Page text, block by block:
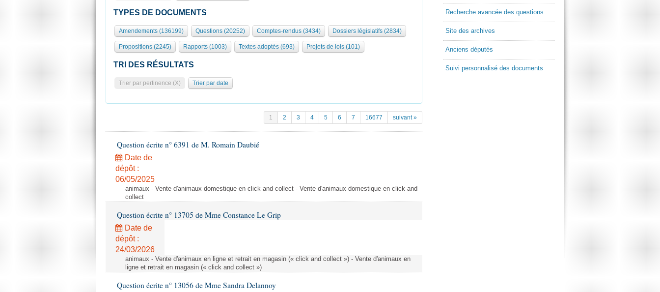
TYPES DE DOCUMENTS
Amendements (136199) Questions (20252) Comptes-rendus (3434) Dossiers législatifs (2834)
Propositions (2245) Rapports (1003) Textes adoptés (693) Projets de lois (101)
TRI DES RÉSULTATS
Trier par pertinence (X) Trier par date
1 2 3 4 5 6 7 16677 suivant »
Question écrite n° 6391 de M. Romain Daubié
Date de
dépôt :
06/05/2025
animaux - Vente d'animaux domestique en click and collect - Vente d'animaux domestique en click and
collect
Question écrite n° 13705 de Mme Constance Le Grip
Date de
dépôt :
24/03/2026
animaux - Vente d'animaux en ligne et retrait en magasin (« click and collect ») - Vente d'animaux en
ligne et retrait en magasin (« click and collect »)
Question écrite n° 13056 de Mme Sandra Delannoy
Recherche avancée des questions
Site des archives
Anciens députés
Suivi personnalisé des documents